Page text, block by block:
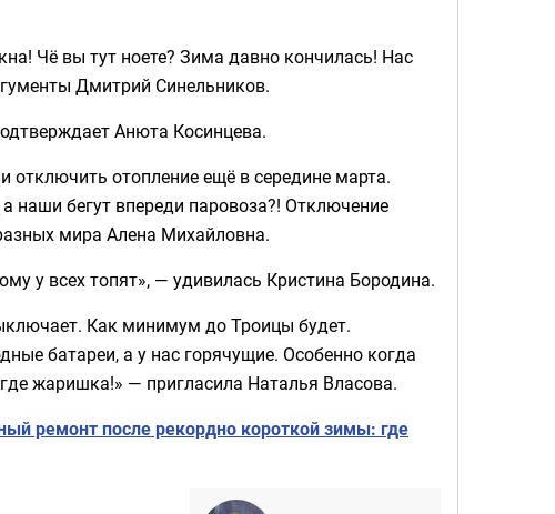
Чё вы тут ноете? Зима давно кончилась! Нас
Дмитрий Синельников.
Анюта Косинцева.
отопление ещё в середине марта.
наши бегут впереди паровоза?! Отключение
мира Алена Михайловна.
у всех топят», — удивилась Кристина Бородина.
Как минимум до Троицы будет.
батареи, а у нас горячущие. Особенно когда
жаришка!» — пригласила Наталья Власова.
ремонт после рекордно короткой зимы: где